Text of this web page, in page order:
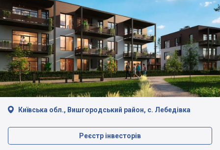
 Київська обл., Вишгородський район, с. Лебедівка
Реєстр інвесторів